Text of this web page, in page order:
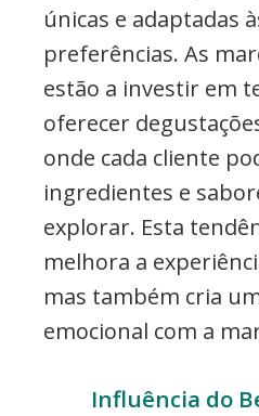
únicas e adaptadas
preferências. As
estão a investir em
oferecer
onde cada cliente
ingredientes e
explorar. Esta
melhora a
mas também cria
emocional com a
Influência do